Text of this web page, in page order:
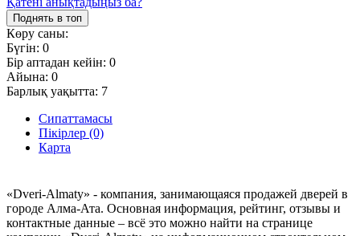
Поднять в топ
Көру саны:
Бүгін: 0
Бір аптадан кейін: 0
Айына: 0
Барлық уақытта: 7
Сипаттамасы
Пікірлер (0)
Карта
«Dveri-Almaty» - компания, занимающаяся продажей дверей в
городе Алма-Ата. Основная информация, рейтинг, отзывы и
контактные данные – всё это можно найти на странице